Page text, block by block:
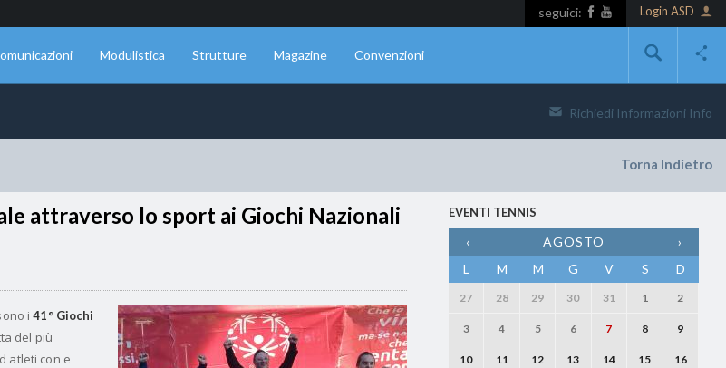
Login ASD
seguici:
Modulistica Strutture Magazine Convenzioni
Richiedi Informazioni Info
Torna Indietro
attraverso lo sport ai Giochi Nazionali
i41° Giochi
del più
atleti con e
EVENTI TENNIS
‹ AGOSTO
›
L
M M G V S D
27 28 29 30 31 1 2
3 4 5 6 7 8 9
10 11 12 13 14 15 16